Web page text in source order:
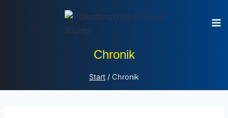
Chronik
Start / Chronik